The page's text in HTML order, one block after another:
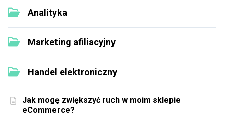
Analityka
Marketing afiliacyjny
Handel elektroniczny
Jak mogę zwiększyć ruch w moim sklepie
eCommerce?